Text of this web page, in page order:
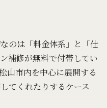
のは「料金体系」と「仕
補修が無料で付帯してい
山市内を中心に展開する
てくれたりするケース